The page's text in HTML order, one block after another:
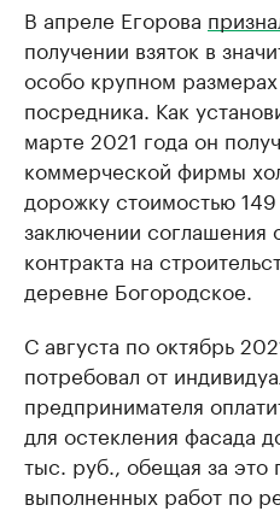
В апреле Егорова
получении взяток в
особо крупном
посредника. Как
марте 2021 года он
коммерческой фирмы
дорожку стоимостью
заключении соглашения
контракта на
деревне Богородское.
С августа по октябрь
потребовал от
предпринимателя
для остекления фасада
тыс. руб., обещая за это
выполненных работ по